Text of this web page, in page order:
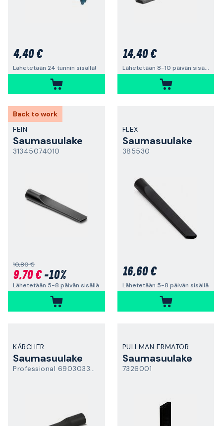
4,40 €
Lähetetään 24 tunnin sisällä!
14,40 €
Lähetetään 8-10 päivän sisällä
Back to work
FEIN
Saumasuulake
31345074010
10,80 €
9,70 €-10%
Lähetetään 5-8 päivän sisällä
FLEX
Saumasuulake
385530
16,60 €
Lähetetään 5-8 päivän sisällä
KÄRCHER
Saumasuulake
Professional 69030330
PULLMAN ERMATOR
Saumasuulake
7326001